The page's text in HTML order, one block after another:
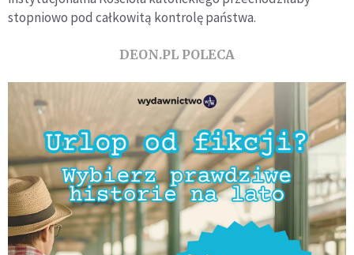
stopniowo pod całkowitą kontrolę państwa.
DEON.PL POLECA